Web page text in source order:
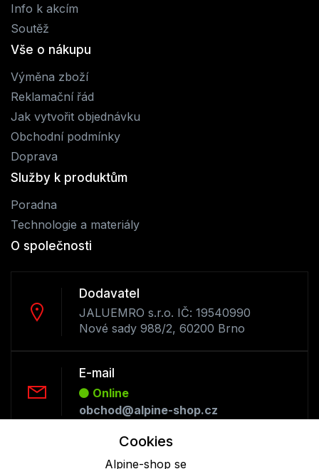
Info k akcím
Soutěž
Vše o nákupu
Výměna zboží
Reklamační řád
Jak vytvořit objednávku
Obchodní podmínky
Doprava
Služby k produktům
Poradna
Technologie a materiály
O společnosti
Dodavatel
JALUEMRO s.r.o. IČ: 19540990
Nové sady 988/2, 60200 Brno
E-mail
Online
obchod@alpine-shop.cz
Cookies
Alpine-shop se